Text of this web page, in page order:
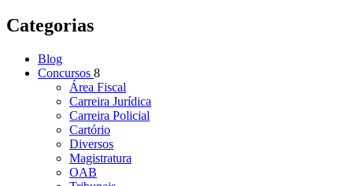
Categorias
Blog
Concursos 8
Área Fiscal
Carreira Jurídica
Carreira Policial
Cartório
Diversos
Magistratura
OAB